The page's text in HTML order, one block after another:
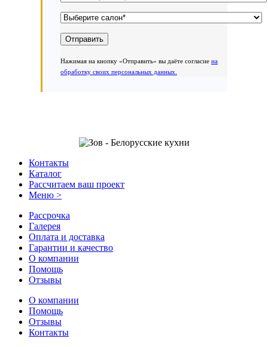
Нажимая на кнопку «Отправить» вы даёте согласие на
обработку своих персональных данных.
Контакты
Каталог
Рассчитаем ваш проект
Меню >
Рассрочка
Галерея
Оплата и доставка
Гарантии и качество
О компании
Помощь
Отзывы
О компании
Помощь
Отзывы
Контакты